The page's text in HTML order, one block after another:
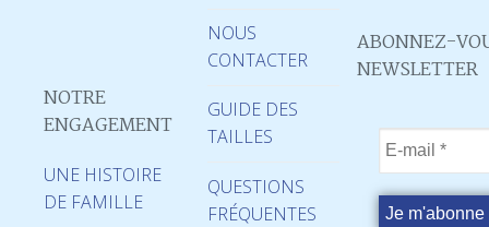
NOTRE
ENGAGEMENT
UNE HISTOIRE
DE FAMILLE
NOUS
CONTACTER
GUIDE DES
TAILLES
QUESTIONS
FRÉQUENTES
ABONNEZ-
NEWSLETTER